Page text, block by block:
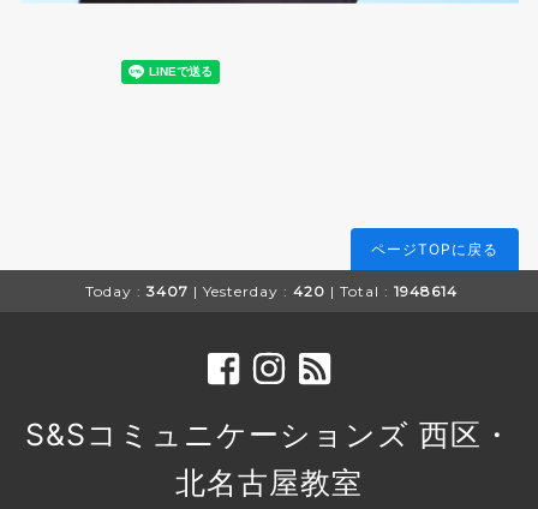
ページTOPに戻る
Today : 3407 | Yesterday : 420 | Total : 1948614
S&Sコミュニケーションズ 西区・
北名古屋教室